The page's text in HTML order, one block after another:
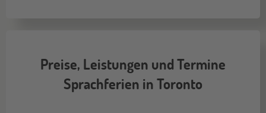
Preise, Leistungen und Termine
Sprachferien in Toronto